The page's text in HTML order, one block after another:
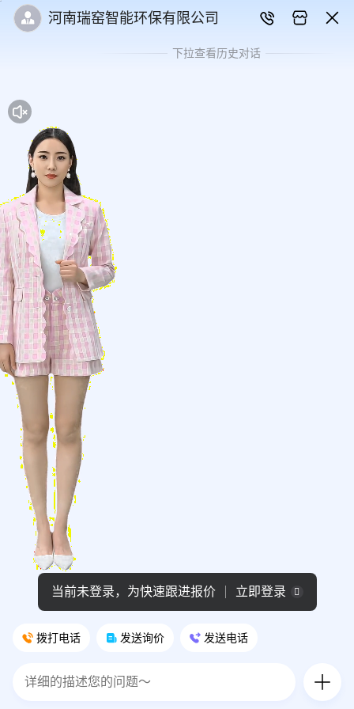
河南瑞窑智能环保有限公司
下拉查看历史对话
拨打电话 发送询价 发送电话
当前未登录，为快速跟进报价 立即登录